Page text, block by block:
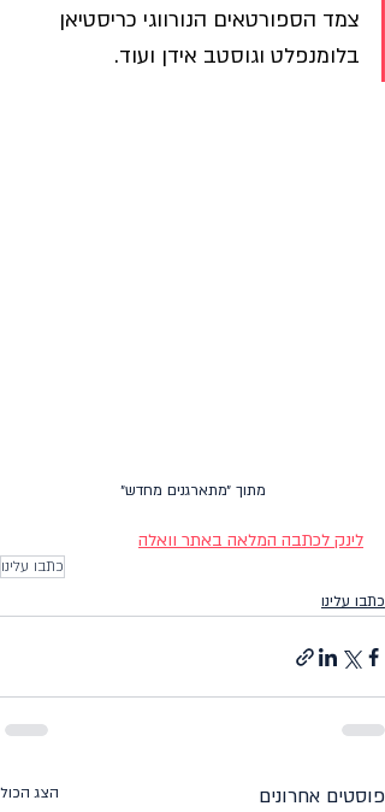
צמד הספורטאים הנורווגי כריסטיאן
בלומנפלט וגוסטב אידן ועוד.
מתוך ״מתארגנים מחדש״
לינק לכתבה המלאה באתר וואלה
כתבו עלינו
כתבו עלינו
פוסטים אחרונים הצג הכול